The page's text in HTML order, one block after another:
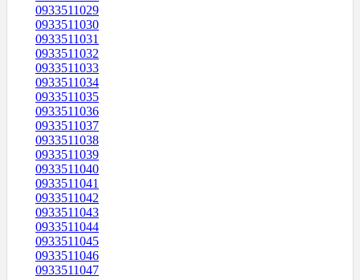
0933511029
0933511030
0933511031
0933511032
0933511033
0933511034
0933511035
0933511036
0933511037
0933511038
0933511039
0933511040
0933511041
0933511042
0933511043
0933511044
0933511045
0933511046
0933511047